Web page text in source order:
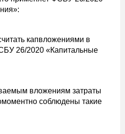
капвложениями в
26/2020 «Капитальные
вложениям затраты
соблюдены такие